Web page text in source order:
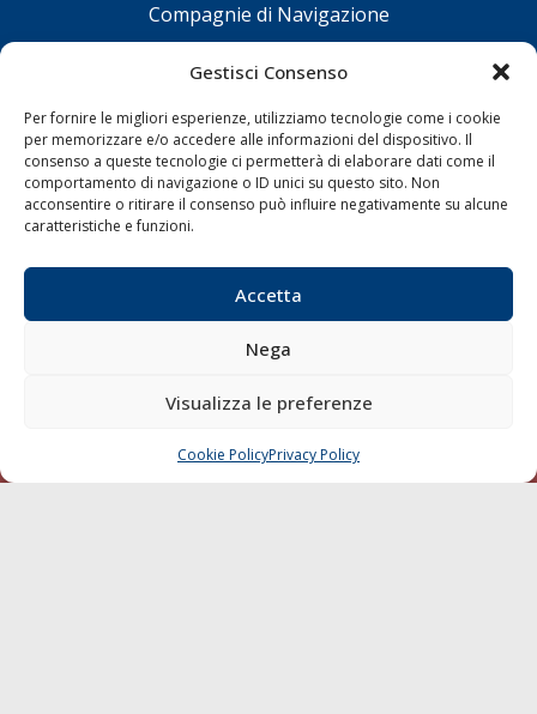
Gestisci Consenso
Per fornire le migliori esperienze, utilizziamo tecnologie come i cookie
per memorizzare e/o accedere alle informazioni del dispositivo. Il
consenso a queste tecnologie ci permetterà di elaborare dati come il
comportamento di navigazione o ID unici su questo sito. Non
acconsentire o ritirare il consenso può influire negativamente su alcune
caratteristiche e funzioni.
Accetta
Nega
Visualizza le preferenze
Cookie PolicyPrivacy Policy
Compagnie di Navigazione
Blue economy
Diporto
Chi siamo
Contatti
SEGUI
Cookie Policy
Privacy Policy
Mappa del sito
CHIAMA SCRIVI